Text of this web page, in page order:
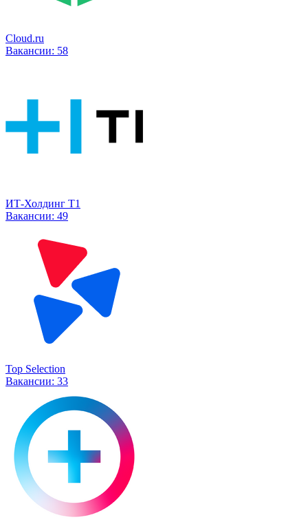
Cloud.ru
Вакансии: 58
ИТ-Холдинг Т1
Вакансии: 49
Top Selection
Вакансии: 33